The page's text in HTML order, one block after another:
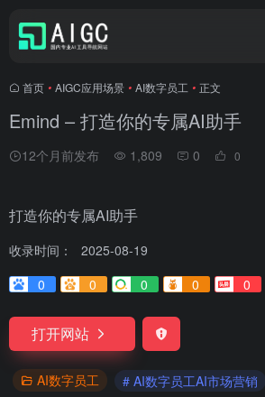
首页 • AIGC应用场景 • AI数字员工 • 正文
Emind – 打造你的专属AI助手
12个月前发布 1,809 0 0
打造你的专属AI助手
收录时间：
2025-08-19
0
0 0 0 0
打开网站
AI数字员工 # AI数字员工AI市场营销